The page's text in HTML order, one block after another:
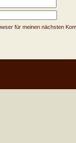
für meinen nächsten